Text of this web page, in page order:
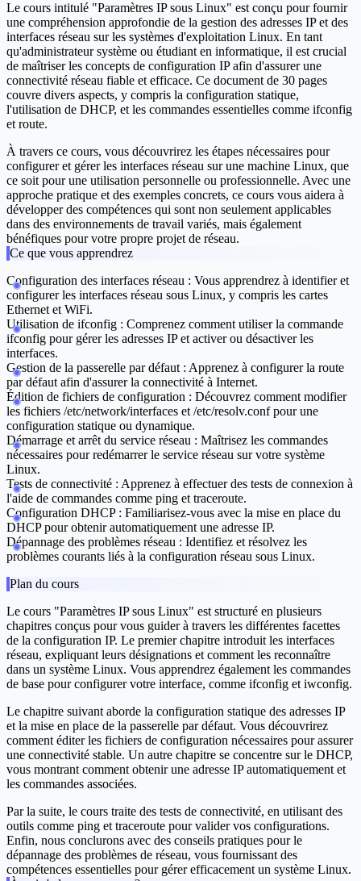
Le cours intitulé "Paramètres IP sous Linux" est conçu pour fournir
une compréhension approfondie de la gestion des adresses IP et des
interfaces réseau sur les systèmes d'exploitation Linux. En tant
qu'administrateur système ou étudiant en informatique, il est crucial
de maîtriser les concepts de configuration IP afin d'assurer une
connectivité réseau fiable et efficace. Ce document de 30 pages
couvre divers aspects, y compris la configuration statique,
l'utilisation de DHCP, et les commandes essentielles comme ifconfig
et route.
À travers ce cours, vous découvrirez les étapes nécessaires pour
configurer et gérer les interfaces réseau sur une machine Linux, que
ce soit pour une utilisation personnelle ou professionnelle. Avec une
approche pratique et des exemples concrets, ce cours vous aidera à
développer des compétences qui sont non seulement applicables
dans des environnements de travail variés, mais également
bénéfiques pour votre propre projet de réseau.
Ce que vous apprendrez
Configuration des interfaces réseau : Vous apprendrez à identifier et
configurer les interfaces réseau sous Linux, y compris les cartes
Ethernet et WiFi.
Utilisation de ifconfig : Comprenez comment utiliser la commande
ifconfig pour gérer les adresses IP et activer ou désactiver les
interfaces.
Gestion de la passerelle par défaut : Apprenez à configurer la route
par défaut afin d'assurer la connectivité à Internet.
Édition de fichiers de configuration : Découvrez comment modifier
les fichiers /etc/network/interfaces et /etc/resolv.conf pour une
configuration statique ou dynamique.
Démarrage et arrêt du service réseau : Maîtrisez les commandes
nécessaires pour redémarrer le service réseau sur votre système
Linux.
Tests de connectivité : Apprenez à effectuer des tests de connexion à
l'aide de commandes comme ping et traceroute.
Configuration DHCP : Familiarisez-vous avec la mise en place du
DHCP pour obtenir automatiquement une adresse IP.
Dépannage des problèmes réseau : Identifiez et résolvez les
problèmes courants liés à la configuration réseau sous Linux.
Plan du cours
Le cours "Paramètres IP sous Linux" est structuré en plusieurs
chapitres conçus pour vous guider à travers les différentes facettes
de la configuration IP. Le premier chapitre introduit les interfaces
réseau, expliquant leurs désignations et comment les reconnaître
dans un système Linux. Vous apprendrez également les commandes
de base pour configurer votre interface, comme ifconfig et iwconfig.
Le chapitre suivant aborde la configuration statique des adresses IP
et la mise en place de la passerelle par défaut. Vous découvrirez
comment éditer les fichiers de configuration nécessaires pour assurer
une connectivité stable. Un autre chapitre se concentre sur le DHCP,
vous montrant comment obtenir une adresse IP automatiquement et
les commandes associées.
Par la suite, le cours traite des tests de connectivité, en utilisant des
outils comme ping et traceroute pour valider vos configurations.
Enfin, nous conclurons avec des conseils pratiques pour le
dépannage des problèmes de réseau, vous fournissant des
compétences essentielles pour gérer efficacement un système Linux.